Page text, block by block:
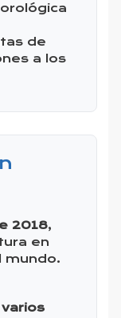
de
a los
2018,
en
mundo.